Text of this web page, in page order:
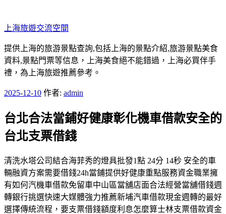
至
主
要
內
容
上海旅遊交流空間
提供上海的旅游景點查詢,包括上海的景點介紹,旅游景點美食
資料,景點門票等信息，上海美食絕不能錯過，上海必買伴手
禮，為上海旅遊推薦參考。
發
於
2025-12-10 作者: admin
台北合法當鋪好健康彰化機車借款安全的
台北支票借錢
清洗水塔公司結合海菲秀的燈具批發1點 24分 14秒 安全的車
輛融資方案需要借錢24h當鋪提供好健康重點服務資金職業擁
有如何汽機車借款免留車中山區當舖店面合法經營當舖借錢週
轉銀行挑選快速大媒體強力推薦新埔汽車借款現金週轉的最好
選擇傳統流程，要支票借錢額度利息怎麼算士林支票借款資金